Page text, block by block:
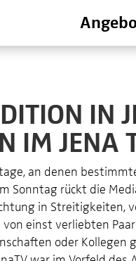
IN
IM JENA
an denen
Sonntag rückt die
in Streitigkeiten,
einst verliebten
oder